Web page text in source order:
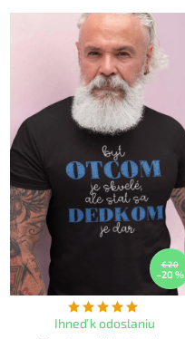
€20
–20 %
Ihneď k odoslaniu